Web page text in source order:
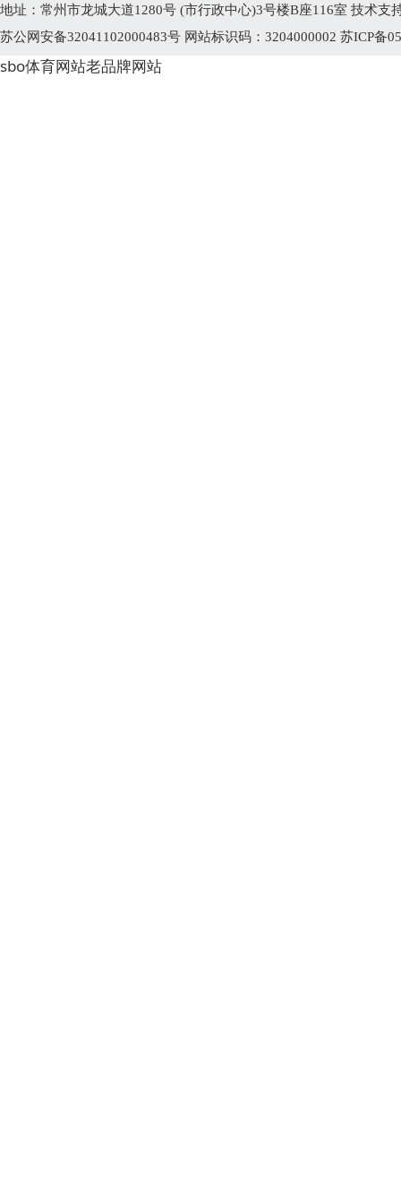
地址：常州市龙城大道1280号 (市行政中心)3号楼B座116室 技术支
苏公网安备32041102000483号 网站标识码：3204000002 苏ICP备
sbo体育网站老品牌网站